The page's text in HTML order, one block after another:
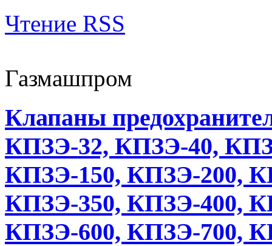
Чтение RSS
Газмашпром
Клапаны
КПЗЭ-32, КПЗЭ-40,
КПЗЭ-150, КПЗЭ-200,
КПЗЭ-350, КПЗЭ-400,
КПЗЭ-600, КПЗЭ-700,